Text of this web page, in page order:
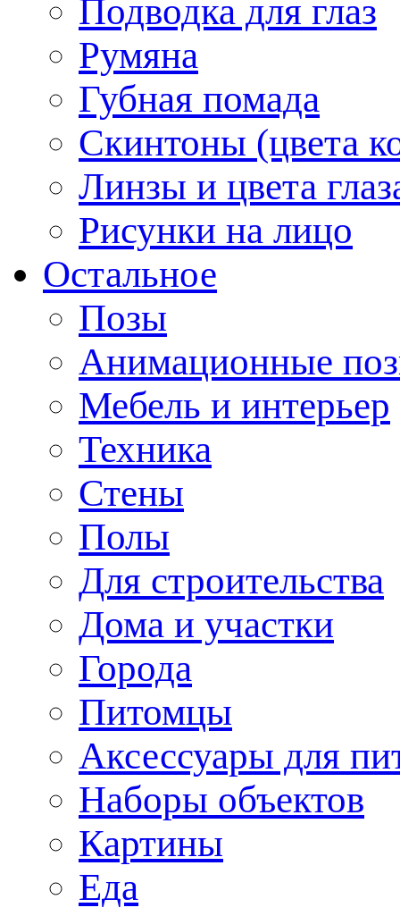
Подводка для глаз
Румяна
Губная помада
Скинтоны (цвета
Линзы и цвета
Рисунки на лицо
Остальное
Позы
Анимационные
Мебель и интерьер
Техника
Стены
Полы
Для строительства
Дома и участки
Города
Питомцы
Аксессуары для
Наборы объектов
Картины
Еда